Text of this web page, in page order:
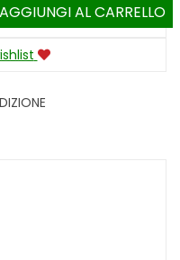
AGGIUNGI AL CARRELLO